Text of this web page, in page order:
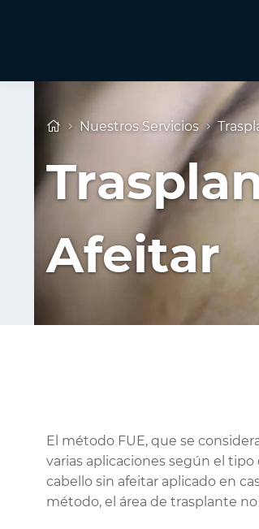
Nuestros Servicios
Afeitar
El método FUE, que se
varias aplicaciones según el
cabello sin afeitar aplicado en
método, el área de trasplante